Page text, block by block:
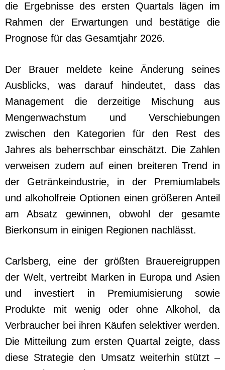
die Ergebnisse des ersten Quartals lägen im
Rahmen der Erwartungen und bestätige die
Prognose für das Gesamtjahr 2026.
Der Brauer meldete keine Änderung seines
Ausblicks, was darauf hindeutet, dass das
Management die derzeitige Mischung aus
Mengenwachstum und Verschiebungen
zwischen den Kategorien für den Rest des
Jahres als beherrschbar einschätzt. Die Zahlen
verweisen zudem auf einen breiteren Trend in
der Getränkeindustrie, in der Premiumlabels
und alkoholfreie Optionen einen größeren Anteil
am Absatz gewinnen, obwohl der gesamte
Bierkonsum in einigen Regionen nachlässt.
Carlsberg, eine der größten Brauereigruppen
der Welt, vertreibt Marken in Europa und Asien
und investiert in Premiumisierung sowie
Produkte mit wenig oder ohne Alkohol, da
Verbraucher bei ihren Käufen selektiver werden.
Die Mitteilung zum ersten Quartal zeigte, dass
diese Strategie den Umsatz weiterhin stützt –